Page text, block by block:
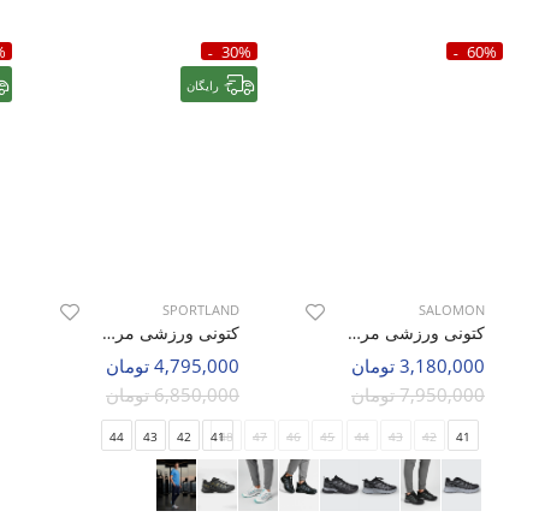
60%
SALOMON
کتونی ورزشی مردانه سالامون X Ultra 3 GTX M
3,180,000 تومان
7,950,000 تومان
41
42
43
44
45
46
47
48
30%
رایگان
SPORTLAND
کتونی ورزشی مردانه اسپورتلند AeroNix M
4,795,000 تومان
6,850,000 تومان
41
42
43
44